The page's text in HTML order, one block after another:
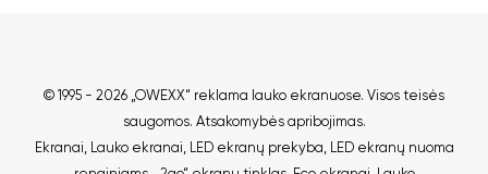
© 1995 - 2026 „OWEXX“ reklama lauko ekranuose. Visos teisės
saugomos. Atsakomybės apribojimas.
Ekranai
Lauko ekranai LED ekranų prekyba
LED ekranų nuoma